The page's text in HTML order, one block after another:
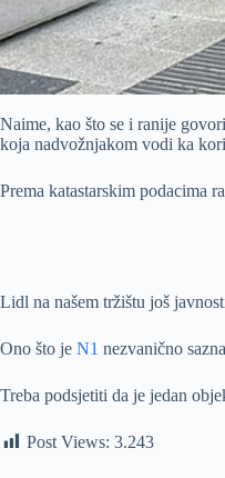
Naime, kao što se i ranije
koja nadvožnjakom vodi ka
Prema katastarskim podacima
Lidl na našem tržištu još
Ono što je N1 nezvanično
Treba podsjetiti da je jedan
Post Views: 3.243